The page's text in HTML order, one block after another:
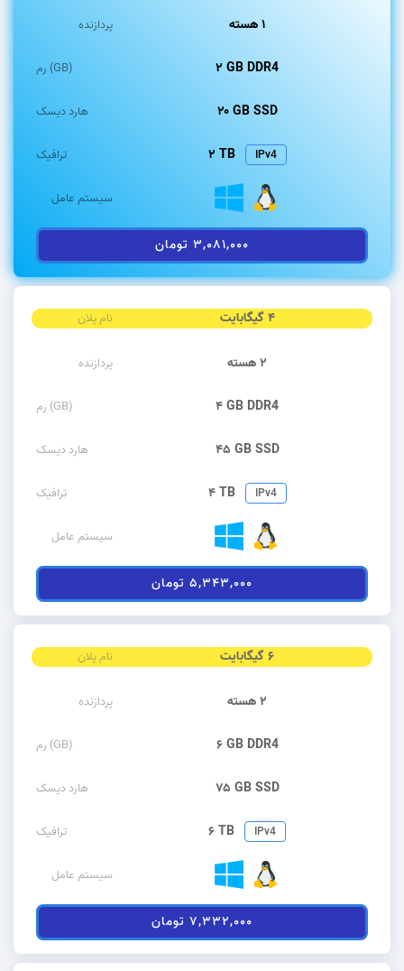
پردازنده ۱ هسته
رم (GB) ۲ GB DDR4
هارد دیسک ۲۰ GB SSD
ترافیک ۲ TB IPv4
سیستم عامل
۳,۰۸۱,۰۰۰ تومان
نام پلان ۴ گیگابایت
پردازنده ۲ هسته
رم (GB) ۴ GB DDR4
هارد دیسک ۴۵ GB SSD
ترافیک ۴ TB IPv4
سیستم عامل
۵,۳۴۳,۰۰۰ تومان
نام پلان ۶ گیگابایت
پردازنده ۲ هسته
رم (GB) ۶ GB DDR4
هارد دیسک ۷۵ GB SSD
ترافیک ۶ TB IPv4
سیستم عامل
۷,۳۳۲,۰۰۰ تومان